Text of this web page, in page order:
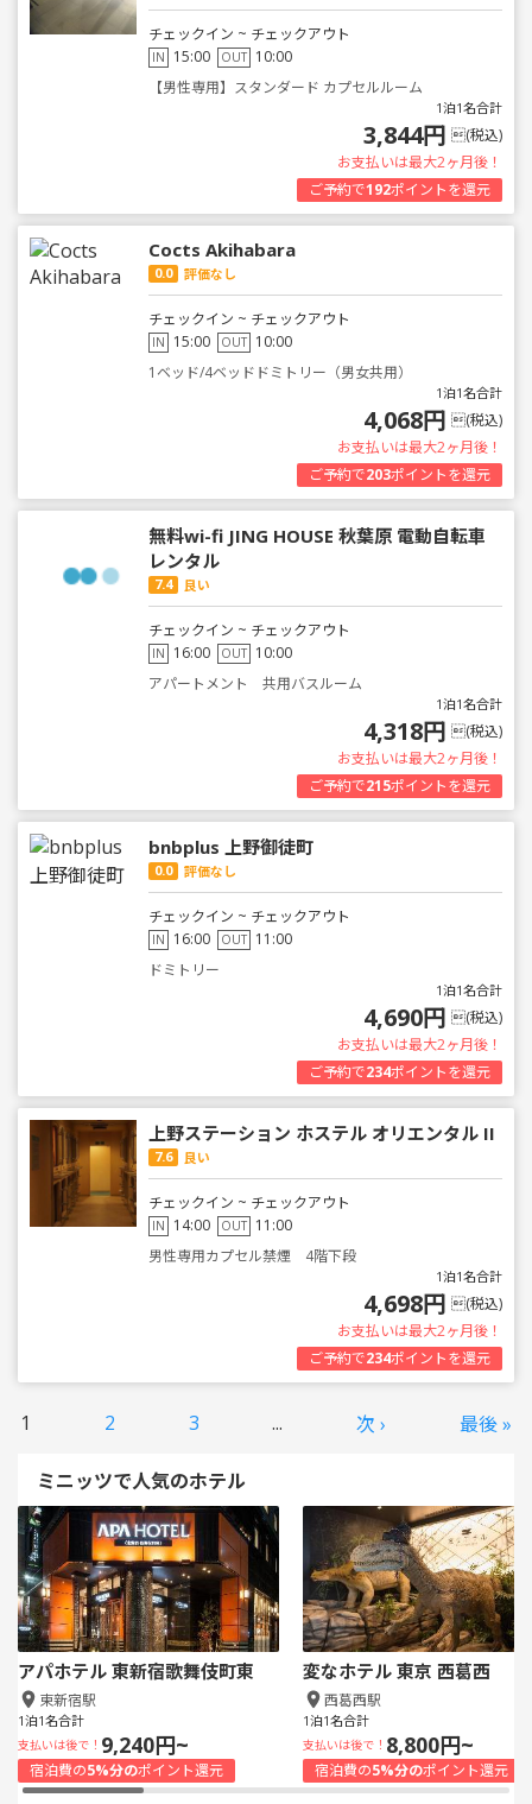
チェックイン ~ チェックアウト
IN 15:00 OUT 10:00
【男性専用】スタンダード カプセルルーム
1泊1名合計
3,844円 (税込)
お支払いは最大2ヶ月後！
ご予約で192ポイントを還元
Cocts Akihabara
0.0 評価なし
チェックイン ~ チェックアウト
IN 15:00 OUT 10:00
1ベッド/4ベッドドミトリー（男女共用）
1泊1名合計
4,068円 (税込)
お支払いは最大2ヶ月後！
ご予約で203ポイントを還元
無料wi-fi JING HOUSE 秋葉原 電動自転車
レンタル
7.4 良い
チェックイン ~ チェックアウト
IN 16:00 OUT 10:00
アパートメント 共用バスルーム
1泊1名合計
4,318円 (税込)
お支払いは最大2ヶ月後！
ご予約で215ポイントを還元
bnbplus 上野御徒町
0.0 評価なし
チェックイン ~ チェックアウト
IN 16:00 OUT 11:00
ドミトリー
1泊1名合計
4,690円 (税込)
お支払いは最大2ヶ月後！
ご予約で234ポイントを還元
上野ステーション ホステル オリエンタル II
7.6 良い
チェックイン ~ チェックアウト
IN 14:00 OUT 11:00
男性専用カプセル禁煙 4階下段
1泊1名合計
4,698円 (税込)
お支払いは最大2ヶ月後！
ご予約で234ポイントを還元
1 2 3 ... 次 › 最後 »
ミニッツで人気のホテル
アパホテル 東新宿歌舞伎町東
東新宿駅
1泊1名合計
支払いは後で！ 9,240円~
宿泊費の5%分のポイント還元
変なホテル 東京 西葛西
西葛西駅
1泊1名合計
支払いは後で！ 8,800円~
宿泊費の5%分のポイント還元